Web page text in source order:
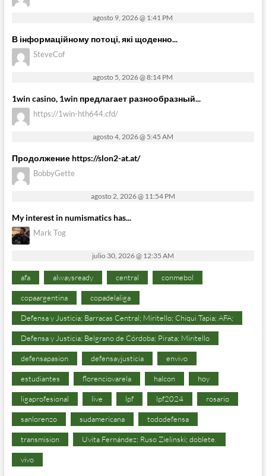
agosto 9, 2026 @ 1:41 PM
В інформаційному потоці, які щоденно...
SteveCof
agosto 5, 2026 @ 8:14 PM
1win casino, 1win предлагает разнообразный...
https://1win-hth644.cfd/
agosto 4, 2026 @ 5:45 AM
Продолжение https://slon2-at.at/
BobbyGette
agosto 2, 2026 @ 11:54 PM
My interest in numismatics has...
Mark Tog
julio 30, 2026 @ 12:35 AM
afa alwaysready central conmebol
copaargentina copadelaliga
Defensa y Justicia; Barracas Central; Miritello; Chiqui Tapia; AFA;
Defensa y Justicia; Belgrano de Córdoba; Pirata; Miritello
defensapasion defensayjusticia envivo
estudiantes florenciovarela halcon hoy
ligaprofesional live lpf lpf2024 rosario
sanlorenzo sudamericana tododefensa
transmision Uvita Fernández; Ruso Zielinski; doblete.
vivo